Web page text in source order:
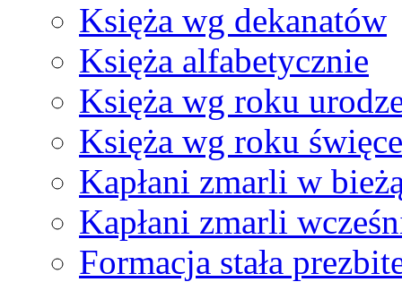
Księża wg dekanatów
Księża alfabetycznie
Księża wg roku
Księża wg roku
Kapłani zmarli w
Kapłani zmarli
Formacja stała